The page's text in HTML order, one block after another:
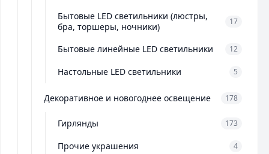
Бытовые LED светильники (люстры,
бра, торшеры, ночники)
17
Бытовые линейные LED светильники 12
Настольные LED светильники 5
Декоративное и новогоднее освещение 178
Гирлянды 173
Прочие украшения 4